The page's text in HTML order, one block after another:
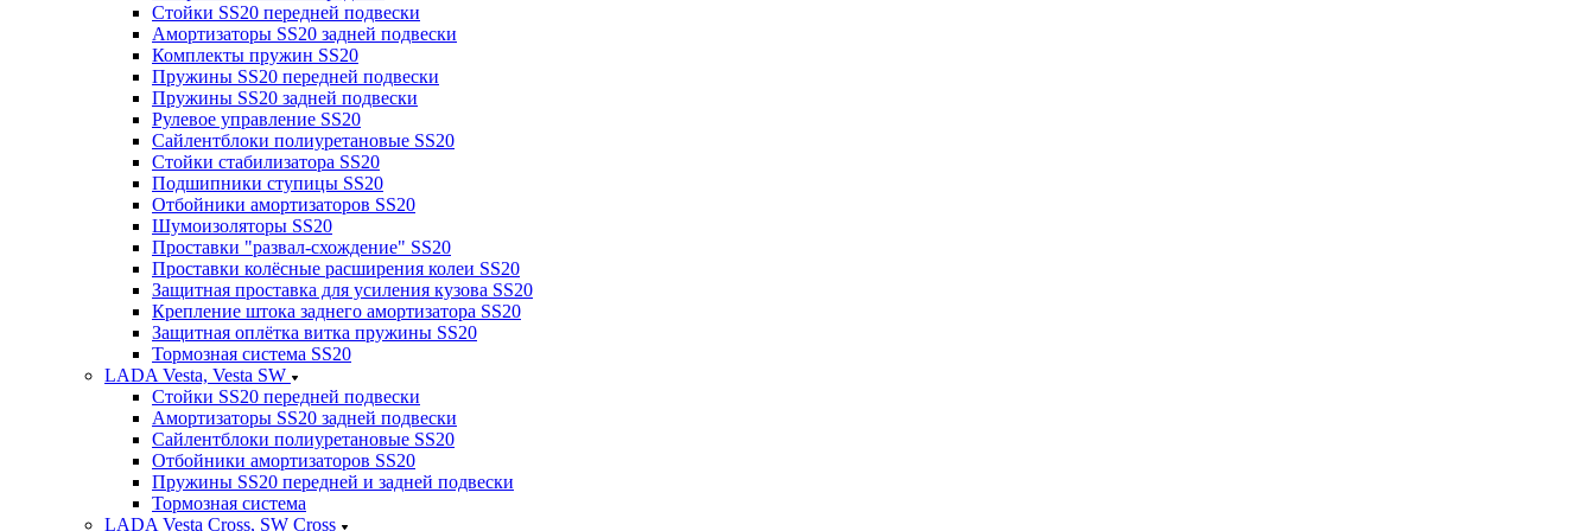
Стойки SS20 передней подвески
Амортизаторы SS20 задней подвески
Комплекты пружин SS20
Пружины SS20 передней подвески
Пружины SS20 задней подвески
Рулевое управление SS20
Сайлентблоки полиуретановые SS20
Стойки стабилизатора SS20
Подшипники ступицы SS20
Отбойники амортизаторов SS20
Шумоизоляторы SS20
Проставки "развал-схождение" SS20
Проставки колёсные расширения колеи SS20
Защитная проставка для усиления кузова SS20
Крепление штока заднего амортизатора SS20
Защитная оплётка витка пружины SS20
Тормозная система SS20
LADA Vesta, Vesta SW
Стойки SS20 передней подвески
Амортизаторы SS20 задней подвески
Сайлентблоки полиуретановые SS20
Отбойники амортизаторов SS20
Пружины SS20 передней и задней подвески
Тормозная система
LADA Vesta Cross, SW Cross